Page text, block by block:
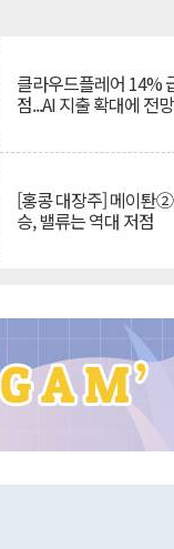
클라우드플레어 14%
점...AI 지출 확대에 전
[홍콩 대장주] 메이퇀
승, 밸류는 역대 저점